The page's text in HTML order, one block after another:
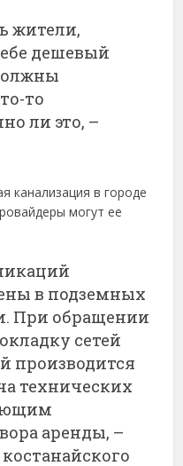
жители,
дешевый
то
ли это, –
канализация в городе
могут ее
в подземных
При обращении
сетей
производится
технических
аренды, –